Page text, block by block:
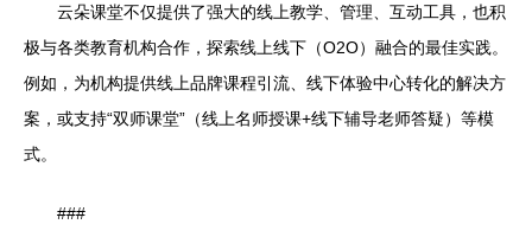
云朵课堂不仅提供了强大的线上教学、管理、互动工具，也积
极与各类教育机构合作，探索线上线下（O2O）融合的最佳实践。
例如，为机构提供线上品牌课程引流、线下体验中心转化的解决方
案，或支持“双师课堂”（线上名师授课+线下辅导老师答疑）等模
式。
###